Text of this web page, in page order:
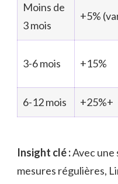
Moins de
3 mois
+5%
3-6 mois +15%
6-12 mois +25%+
Insight clé :Avec
mesures régulières,